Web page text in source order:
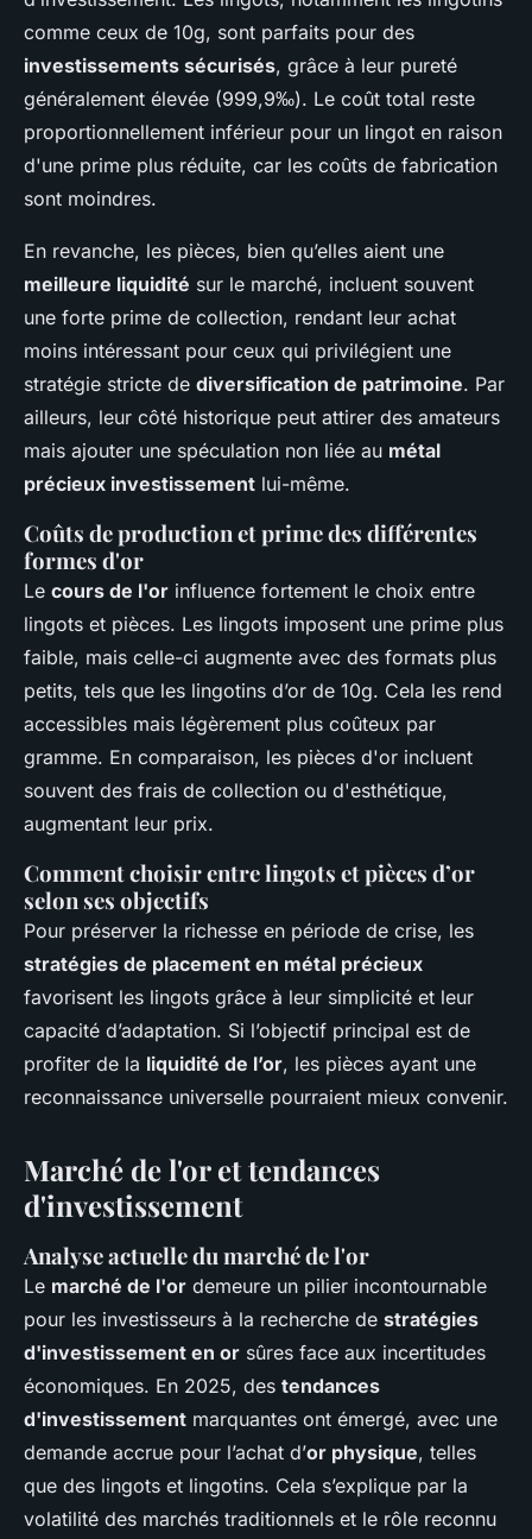
comme ceux de 10g, sont parfaits pour des
investissements sécurisés, grâce à leur pureté
généralement élevée (999,9‰). Le coût total reste
proportionnellement inférieur pour un lingot en raison
d'une prime plus réduite, car les coûts de fabrication
sont moindres.
En revanche, les pièces, bien qu’elles aient une
meilleure liquidité sur le marché, incluent souvent
une forte prime de collection, rendant leur achat
moins intéressant pour ceux qui privilégient une
stratégie stricte de diversification de patrimoine. Par
ailleurs, leur côté historique peut attirer des amateurs
mais ajouter une spéculation non liée au métal
précieux investissement lui-même.
Coûts de production et prime des différentes
formes d'or
Le cours de l'or influence fortement le choix entre
lingots et pièces. Les lingots imposent une prime plus
faible, mais celle-ci augmente avec des formats plus
petits, tels que les lingotins d’or de 10g. Cela les rend
accessibles mais légèrement plus coûteux par
gramme. En comparaison, les pièces d'or incluent
souvent des frais de collection ou d'esthétique,
augmentant leur prix.
Comment choisir entre lingots et pièces d’or
selon ses objectifs
Pour préserver la richesse en période de crise, les
stratégies de placement en métal précieux
favorisent les lingots grâce à leur simplicité et leur
capacité d’adaptation. Si l’objectif principal est de
profiter de la liquidité de l’or, les pièces ayant une
reconnaissance universelle pourraient mieux convenir.
Marché de l'or et tendances
d'investissement
Analyse actuelle du marché de l'or
Le marché de l'or demeure un pilier incontournable
pour les investisseurs à la recherche de stratégies
d'investissement en or sûres face aux incertitudes
économiques. En 2025, des tendances
d'investissement marquantes ont émergé, avec une
demande accrue pour l’achat d’or physique, telles
que des lingots et lingotins. Cela s’explique par la
volatilité des marchés traditionnels et le rôle reconnu